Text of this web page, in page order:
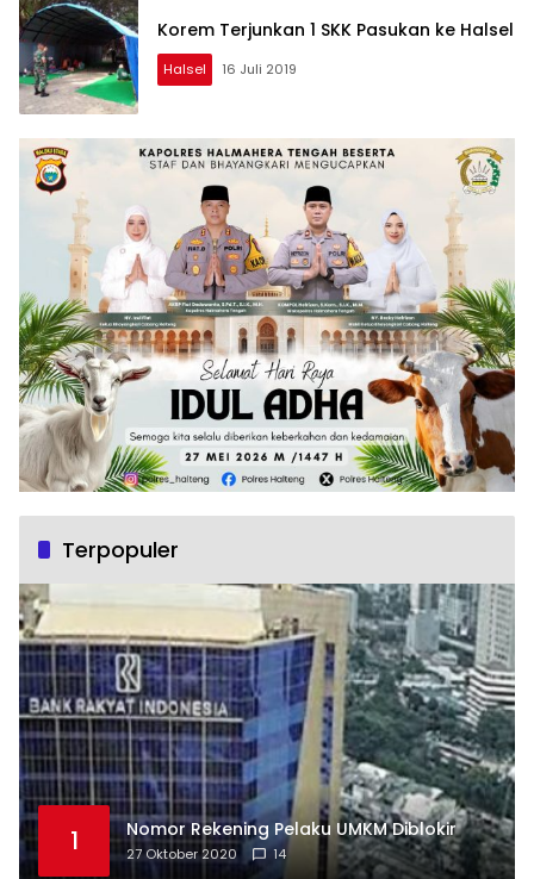
Korem Terjunkan 1 SKK Pasukan ke Halsel
Halsel 16 Juli 2019
Terpopuler
1 Nomor Rekening Pelaku UMKM Diblokir
27 Oktober 2020 14